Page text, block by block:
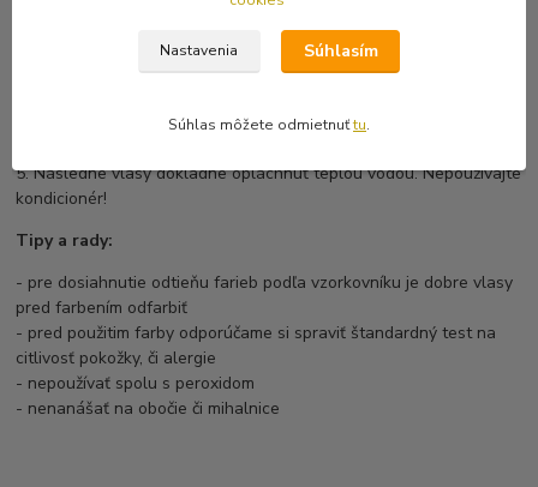
podľa ktorej poznáte, že sa farba dôkladne absorbuje. Farbu
priebežne zmývajte z hrebeňu. Ubezpečete sa, že ste farbu
4. Farbu nechajte pôsobiť 15 - 30 minút, v závislosti na pôvodnej
5. Následne vlasy dôkladne opláchnuť teplou vodou. Nepoužívajte
kondicionér!
Tipy a rady:
- pre dosiahnutie odtieňu farieb podľa vzorkovníku je dobre vlasy
pred farbením odfarbiť
- pred použitim farby odporúčame si spraviť štandardný test na
citlivosť pokožky, či alergie
- nepoužívať spolu s peroxidom
- nenanášať na obočie či mihalnice
Nastavenia Súhlasím
Súhlas môžete odmietnuťtu.